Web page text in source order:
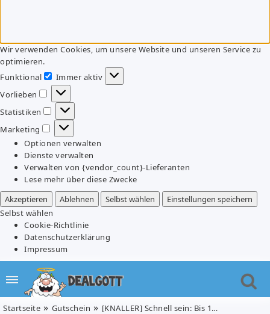
Wir verwenden Cookies, um unsere Website und unseren Service zu
optimieren.
Funktional
Funktional
Immer aktiv
Vorlieben
Vorlieben
Statistiken
Statistiken
Marketing
Marketing
Optionen verwalten
Dienste verwalten
Verwalten von {vendor_count}-Lieferanten
Lese mehr über diese Zwecke
Akzeptieren
Ablehnen Selbst wählen
Einstellungen speichern
Selbst wählen
Cookie-Richtlinie
Datenschutzerklärung
Impressum
Startseite Gutschein [KNALLER] Schnell sein: Bis 18Uhr 25€ Guthaben von Dailydeal für 15€ (Neukunden 12 Euro)